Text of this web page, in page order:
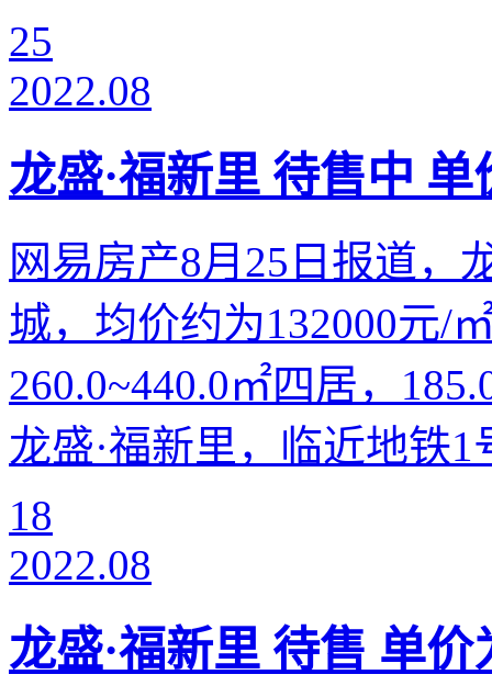
25
2022.08
龙盛·福新里 待售中 单
网易房产8月25日报道，
城，均价约为132000元/
260.0~440.0㎡四居，
龙盛·福新里，临近地铁
18
2022.08
龙盛·福新里 待售 单价